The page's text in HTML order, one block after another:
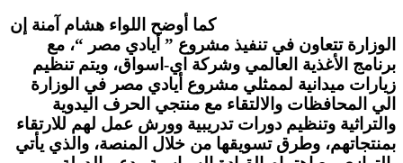
كما أوضح اللواء هشام آمنة إن
الوزارة تتعاون في تنفيذ مشروع ” أيادي مصر “، مع
برنامج الأغذية العالمي وشركة اي-اسواق، ويتم تنظيم
زيارات ميدانية لممثلي مشروع أيادي مصر في الوزارة
الي المحافظات والالتقاء مع منتجي الحرف اليدوية
والتراثية وتنظيم دورات تدريبية وورش عمل لهم للارتقاء
بمنتجاتهم، وطرق تسويقها من خلال المنصة، والذي يأتي